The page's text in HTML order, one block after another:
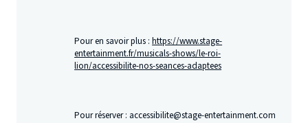
Pour en savoir plus :https://www.stage-
entertainment.fr/musicals-shows/le-roi-
lion/accessibilite-nos-seances-adaptees
Pour réserver : accessibilite@stage-entertainment.com